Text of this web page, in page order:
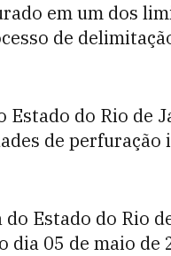
em um dos
de
Estado do Rio de
de perfuração
Estado do Rio
dia 05 de maio de